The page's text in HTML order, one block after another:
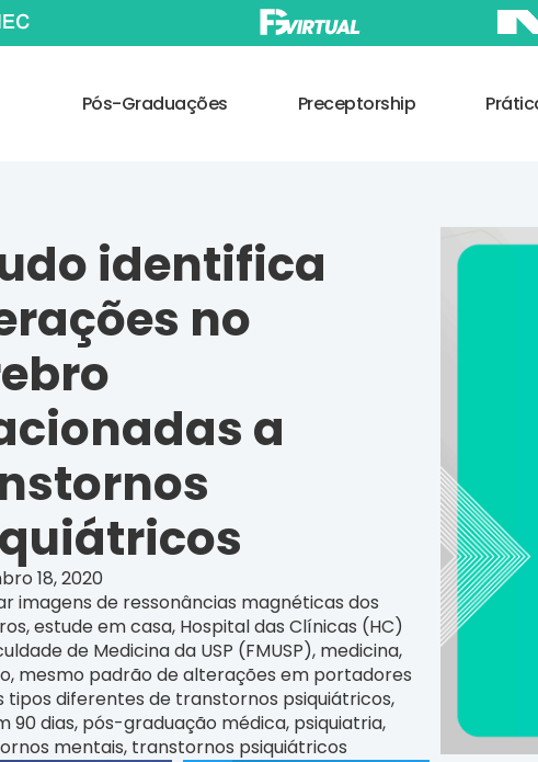
Pós-Graduações Preceptorship
identifica
no
a
18, 2020
imagens de ressonâncias magnéticas dos
,estude em casa, Hospital das Clínicas (HC)
de Medicina da USP (FMUSP), medicina,
, mesmo padrão de alterações em portadores
tipos diferentes de transtornos psiquiátricos,
90 dias, pós-graduação médica, psiquiatria,
mentais, transtornos psiquiátricos